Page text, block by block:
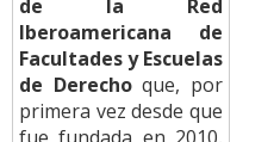
de la Red
Iberoamericana de
Facultades y Escuelas
de Derechoque, por
primera vez desde que